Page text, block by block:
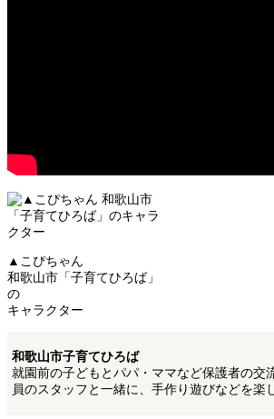
▲こぴちゃん
和歌山市「子育てひろば」
の
キャラクター
和歌山市子育てひろば
就園前の子どもとパパ・ママなど保護者の交
員のスタッフと一緒に、手作り遊びなどを楽